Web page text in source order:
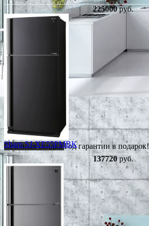
225000руб.
Сезонная скидкаГод гарантии в подарок!
Sharp SJ-XE55PMBK
137720руб.